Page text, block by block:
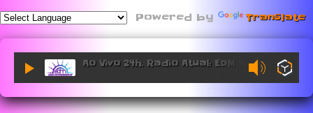
Powered by Translate
Ao Vivo 24h. Radio Atual: EDM Sessions.